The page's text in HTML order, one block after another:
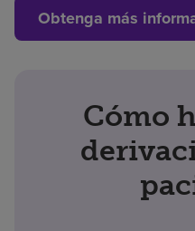
Obtenga más
Cómo